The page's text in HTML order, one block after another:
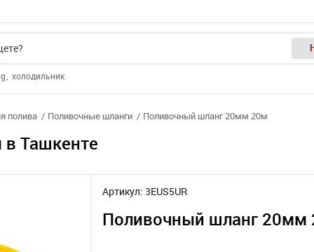
холодильник
полива Поливочные шланги Поливочный шланг 20мм 20м
Ташкенте
Артикул: 3EUS5UR
Поливочный шланг 20мм